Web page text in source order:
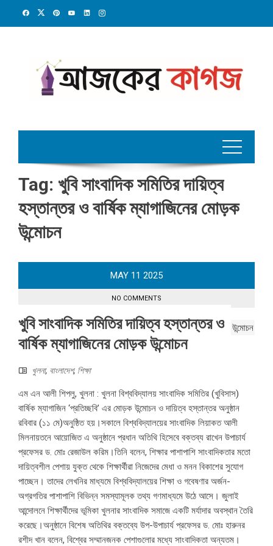
Tag: খুবি সাংবাদিক সমিতির দায়িত্ব
হস্তান্তর ও বার্ষিক ম্যাগাজিনের মোড়ক
উন্মোচন
MAY 11 2025
NO COMMENTS
খুবি সাংবাদিক সমিতির দায়িত্ব হস্তান্তর ও
বার্ষিক ম্যাগাজিনের মোড়ক উন্মোচন
খুলনা, বাংলাদেশ, শিক্ষা
এম এন আলী শিপলু, খুলনা : খুলনা বিশ্ববিদ্যালয় সাংবাদিক সমিতির (খুবিসাস)
বার্ষিক ম্যাগাজিন ‘প্রতিচ্ছবি’ এর মোড়ক উন্মোচন ও দায়িত্ব হস্তান্তর অনুষ্ঠান
রবিবার (১১ মে)অনুষ্ঠিত হয়।সকালে বিশ্ববিদ্যালয়ের সাংবাদিক লিয়াকত আলী
মিলনায়তনে আয়োজিত এ অনুষ্ঠানে প্রধান অতিথি হিসেবে বক্তব্য রাখেন উপাচার্য
প্রফেসর ড. মোঃ রেজাউল করিম।তিনি বলেন, শিক্ষার পাশাপাশি সাংবাদিকতার মতো
দায়িত্বশীল পেশায় যুক্ত থেকে শিক্ষার্থীরা নিজেদের মেধা ও মনন বিকাশের সুযোগ
পাচ্ছেন। তাদের লেখনির মাধ্যমে বিশ্ববিদ্যালয়ের শিক্ষা ও গবেষণার অর্জন-
অগ্রগতির পাশাপাশি বিভিন্ন সমস্যামূলক তথ্য গণমাধ্যমে উঠে আসে। জুলাই
আন্দোলনে শিক্ষার্থীদের ভূমিকা খুলনার সাংবাদিক সমাজে একটি মর্যাদার অবস্থান তৈরি
করেছে।অনুষ্ঠানে বিশেষ অতিথির বক্তব্যে উপ-উপাচার্য প্রফেসর ড. মোঃ হারুনর
রশীদ খান বলেন, বিশ্বের সম্মানজনক পেশাগুলোর মধ্যে সাংবাদিকতা অন্যতম।